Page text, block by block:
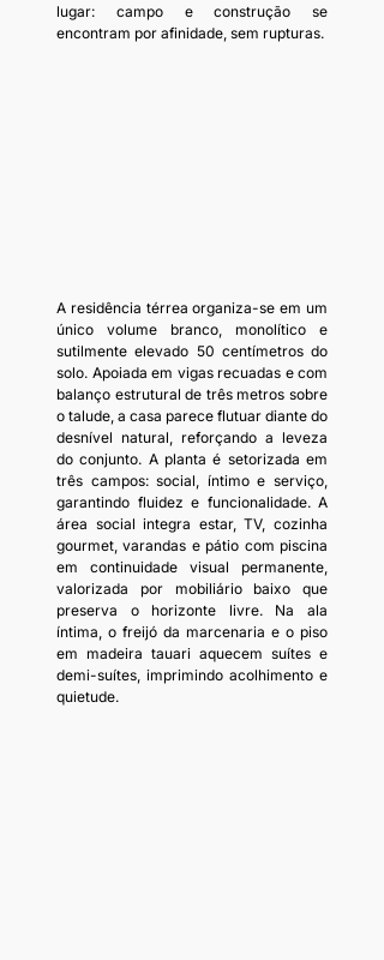
lugar: campo e construção se
encontram por afinidade, sem rupturas.
A residência térrea organiza-se em um
único volume branco, monolítico e
sutilmente elevado 50 centímetros do
solo. Apoiada em vigas recuadas e com
balanço estrutural de três metros sobre
o talude, a casa parece flutuar diante do
desnível natural, reforçando a leveza
do conjunto. A planta é setorizada em
três campos: social, íntimo e serviço,
garantindo fluidez e funcionalidade. A
área social integra estar, TV, cozinha
gourmet, varandas e pátio com piscina
em continuidade visual permanente,
valorizada por mobiliário baixo que
preserva o horizonte livre. Na ala
íntima, o freijó da marcenaria e o piso
em madeira tauari aquecem suítes e
demi-suítes, imprimindo acolhimento e
quietude.